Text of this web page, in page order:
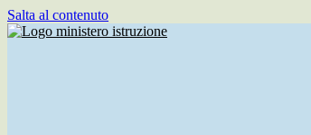
Salta al contenuto